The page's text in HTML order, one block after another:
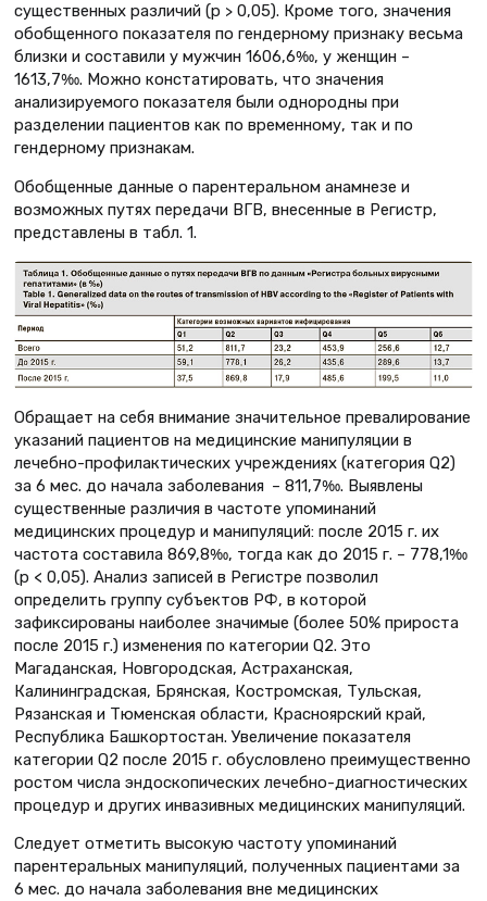
существенных различий (р > 0,05). Кроме того, значения
обобщенного показателя по гендерному признаку весьма
близки и составили у мужчин 1606,6‰, у женщин –
1613,7‰. Можно констатировать, что значения
анализируемого показателя были однородны при
разделении пациентов как по временному, так и по
гендерному признакам.
Обобщенные данные о парентеральном анамнезе и
возможных путях передачи ВГВ, внесенные в Регистр,
представлены в табл. 1.
Обращает на себя внимание значительное превалирование
указаний пациентов на медицинские манипуляции в
лечебно-профилактических учреждениях (категория Q2)
за 6 мес. до начала заболевания – 811,7‰. Выявлены
существенные различия в частоте упоминаний
медицинских процедур и манипуляций: после 2015 г. их
частота составила 869,8‰, тогда как до 2015 г. – 778,1‰
(р < 0,05). Анализ записей в Регистре позволил
определить группу субъектов РФ, в которой
зафиксированы наиболее значимые (более 50% прироста
после 2015 г.) изменения по категории Q2. Это
Магаданская, Новгородская, Астраханская,
Калининградская, Брянская, Костромская, Тульская,
Рязанская и Тюменская области, Красноярский край,
Республика Башкортостан. Увеличение показателя
категории Q2 после 2015 г. обусловлено преимущественно
ростом числа эндоскопических лечебно-диагностических
процедур и других инвазивных медицинских манипуляций.
Следует отметить высокую частоту упоминаний
парентеральных манипуляций, полученных пациентами за
6 мес. до начала заболевания вне медицинских